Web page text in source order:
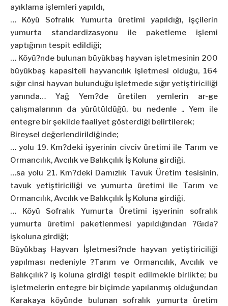
ayıklama işlemleri yapıldı,
… Köyü Sofralık Yumurta üretimi yapıldığı, işçilerin
yumurta standardizasyonu ile paketleme işlemi
yaptığının tespit edildiği;
… Köyü?nde bulunan büyükbaş hayvan işletmesinin 200
büyükbaş kapasiteli hayvancılık işletmesi olduğu, 164
sığır cinsi hayvan bulunduğu işletmede sığır yetiştiriciliği
yanında… Yağ Yem?de üretilen yemlerin ar-ge
çalışmalarının da yürütüldüğü, bu nedenle .. Yem ile
entegre bir şekilde faaliyet gösterdiği belirtilerek;
Bireysel değerlendirildiğinde;
… yolu 19. Km?deki işyerinin civciv üretimi ile Tarım ve
Ormancılık, Avcılık ve Balıkçılık İş Koluna girdiği,
…sa yolu 21. Km?deki Damızlık Tavuk Üretim tesisinin,
tavuk yetiştiriciliği veyumurta üretimi ile Tarım ve
Ormancılık, Avcılık ve Balıkçılık İş Koluna girdiği,
… Köyü Sofralık Yumurta Üretimi işyerinin sofralık
yumurta üretimi paketlenmesi yapıldığından ?Gıda?
işkoluna girdiği;
Büyükbaş Hayvan İşletmesi?nde hayvan yetiştiriciliği
yapılması nedeniyle ?Tarım ve Ormancılık, Avcılık ve
Balıkçılık? iş koluna girdiği tespit edilmekle birlikte; bu
işletmelerin entegre bir biçimde yapılanmış olduğundan
Karakaya köyünde bulunan sofralık yumurta üretim